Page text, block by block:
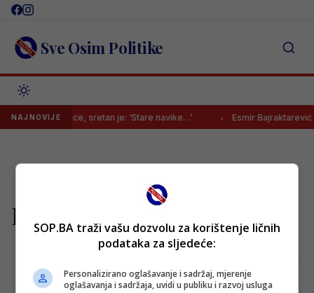
Skip
content Sve Osim Politike
NAJNOVIJE
prekid utakmice, sretan je: ‘Stare navike…’ Esmir
Interior
SOP.BA traži vašu dozvolu za korištenje ličnih
podataka za sljedeće:
Personalizirano oglašavanje i sadržaj, mjerenje
oglašavanja i sadržaja, uvidi u publiku i razvoj usluga